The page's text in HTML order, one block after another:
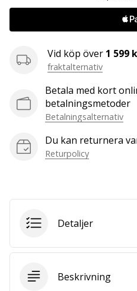
our
brand
a
handball
like
we
us
Ambassador.
Vid köp över 1 599
fraktalternativ
Betala med kort
betalningsmetoder
Betalningsalternativ
Du kan returnera
Returpolicy
Detaljer
Beskrivning